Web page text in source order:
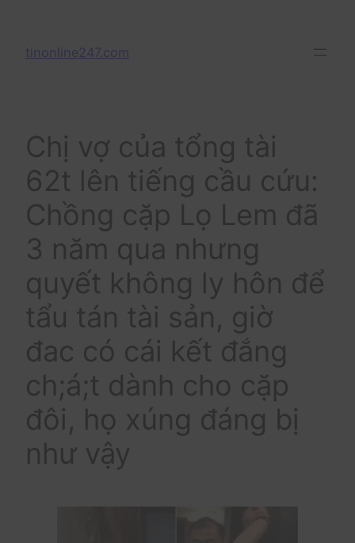
content
tinonline247.com
Chị vợ của tổng tài
62t lên tiếng cầu cứu:
Chồng cặp Lọ Lem đã
3 năm qua nhưng
quyết không ly hôn để
tẩu tán tài sản, giờ
đac có cái kết đắng
ch;á;t dành cho cặp
đôi, họ xúng đáng bị
như vậy